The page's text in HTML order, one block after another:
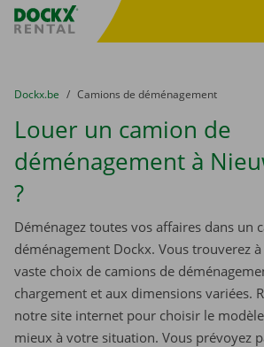
sitename
You are here:
du
Dockx.be to
Camions de déménagement
Louer un camion de
déménagement à
?
Déménagez toutes vos affaires dans un
déménagement Dockx. Vous trouverez
vaste choix de camions de
chargement et aux dimensions variées.
notre site internet pour choisir le
mieux à votre situation. Vous prévoyez